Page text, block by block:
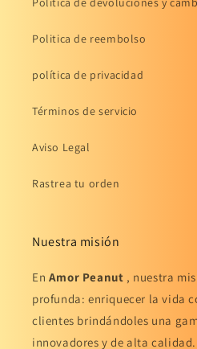
Politica de reembolso
política de privacidad
Términos de servicio
Aviso Legal
Rastrea tu orden
Nuestra misión
En Amor Peanut , nuestra
profunda: enriquecer la vida
clientes brindándoles una
innovadores y de alta calidad.